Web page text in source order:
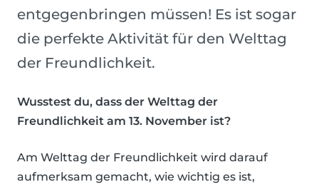
entgegenbringen müssen! Es ist sogar
die perfekte Aktivität für den Welttag
der Freundlichkeit.
Wusstest du, dass der Welttag der
Freundlichkeit am 13. November ist?
Am Welttag der Freundlichkeit wird darauf
aufmerksam gemacht, wie wichtig es ist,